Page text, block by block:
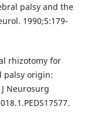
palsy and the
1990;5:179-
rhizotomy for
palsy origin:
Neurosurg